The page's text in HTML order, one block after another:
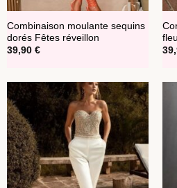
Combinaison moulante sequins
dorés Fêtes réveillon
39,90 €